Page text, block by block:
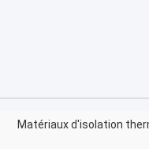
Matériaux d'isolation